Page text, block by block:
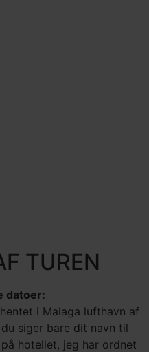
TUREN
datoer:
i Malaga lufthavn af
siger bare dit navn til
hotellet, jeg har ordnet